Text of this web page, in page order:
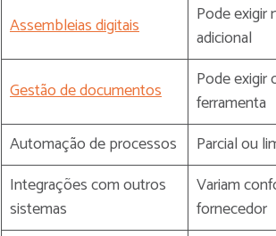
Assembleias digitais
Pode exigir
adicional
Gestão de documentos
Pode exigir
ferramenta
Automação de processos
Parcial ou
Integrações com outros
sistemas
Variam
fornecedor